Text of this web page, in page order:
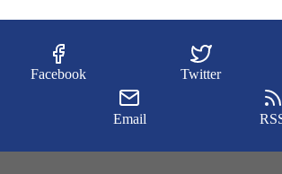
Facebook Twitter
Email